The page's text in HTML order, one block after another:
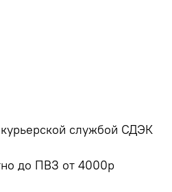
службой СДЭК
до ПВЗ от 4000р